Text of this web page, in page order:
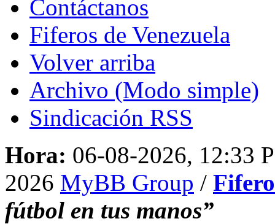
Contáctanos
Fiferos de Venezuela
Volver arriba
Archivo (Modo simple)
Sindicación RSS
Hora: 06-08-2026, 12:33
2026 MyBB Group /
fútbol en tus manos”